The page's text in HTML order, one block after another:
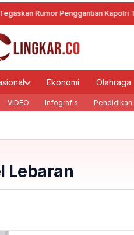
Rumor Penggantian Kapolri Tidak
Ekonomi Olahraga
VIDEO Infografis Pendidikan
Lebaran